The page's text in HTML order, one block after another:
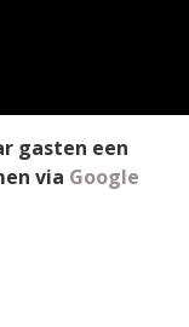
gasten een
via Google